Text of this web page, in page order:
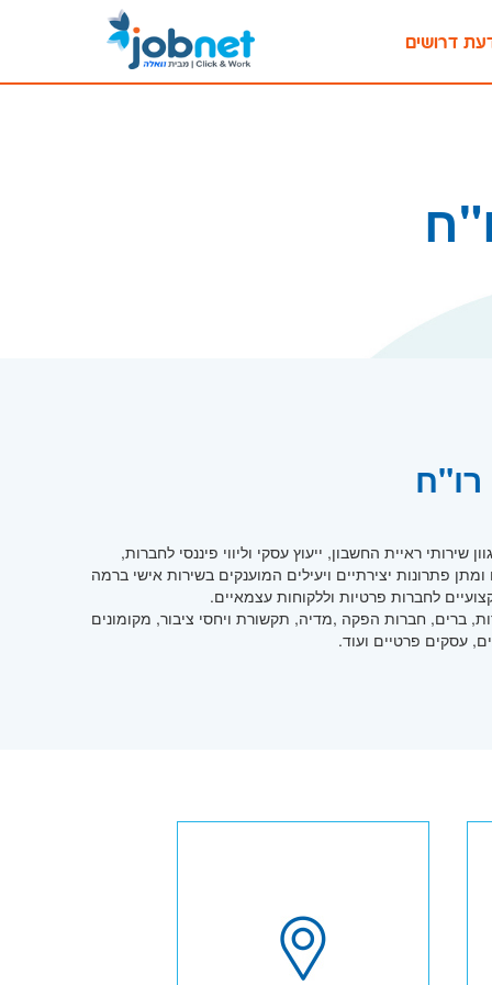
דרושים
ראיית החשבון, ייעוץ עסקי וליווי פיננסי לחברות,
פתרונות יצירתיים ויעילים המוענקים בשירות אישי ברמה
לחברות פרטיות וללקוחות עצמאיים.
ברים, חברות הפקה ,מדיה, תקשורת ויחסי ציבור, מקומונים
עסקים פרטיים ועוד.